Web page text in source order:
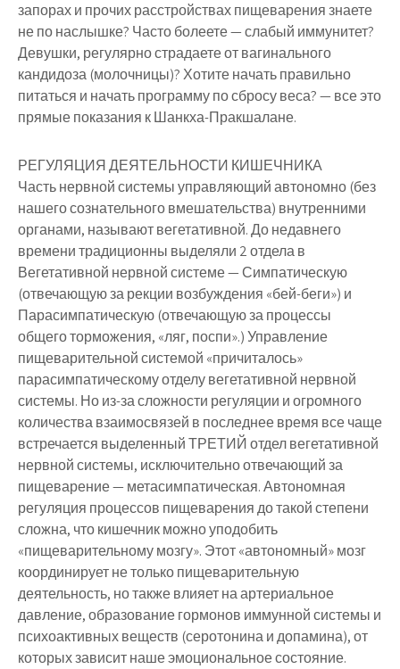
запорах и прочих расстройствах пищеварения знаете
не по наслышке? Часто болеете — слабый иммунитет?
Девушки, регулярно страдаете от вагинального
кандидоза (молочницы)? Хотите начать правильно
питаться и начать программу по сбросу веса? — все это
прямые показания к Шанкха-Пракшалане.
РЕГУЛЯЦИЯ ДЕЯТЕЛЬНОСТИ КИШЕЧНИКА
Часть нервной системы управляющий автономно (без
нашего сознательного вмешательства) внутренними
органами, называют вегетативной. До недавнего
времени традиционны выделяли 2 отдела в
Вегетативной нервной системе — Симпатическую
(отвечающую за рекции возбуждения «бей-беги») и
Парасимпатическую (отвечающую за процессы
общего торможения, «ляг, поспи».) Управление
пищеварительной системой «причиталось»
парасимпатическому отделу вегетативной нервной
системы. Но из-за сложности регуляции и огромного
количества взаимосвязей в последнее время все чаще
встречается выделенный ТРЕТИЙ отдел вегетативной
нервной системы, исключительно отвечающий за
пищеварение — метасимпатическая. Автономная
регуляция процессов пищеварения до такой степени
сложна, что кишечник можно уподобить
«пищеварительному мозгу». Этот «автономный» мозг
координирует не только пищеварительную
деятельность, но также влияет на артериальное
давление, образование гормонов иммунной системы и
психоактивных веществ (серотонина и допамина), от
которых зависит наше эмоциональное состояние.